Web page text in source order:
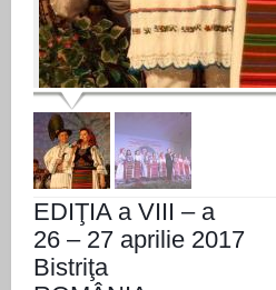
EDIŢIA a VIII – a
26 – 27 aprilie 2017
Bistriţa